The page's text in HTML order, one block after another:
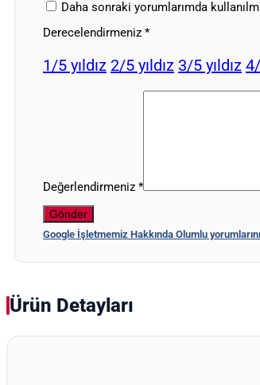
Daha sonraki yorumlarımda
Derecelendirmeniz *
1/5 yıldız 2/5 yıldız 3/5 yıldız
Değerlendirmeniz *
Google İşletmemiz Hakkında Olumlu
Ürün Detayları